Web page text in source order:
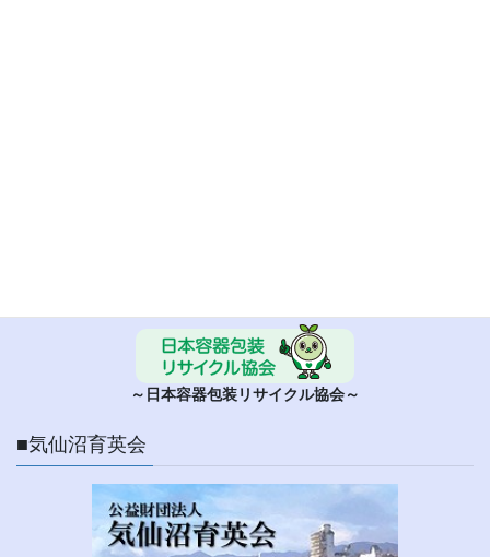
～日本容器包装リサイクル協会～
■気仙沼育英会